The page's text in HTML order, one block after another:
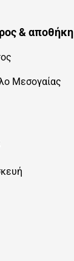
& αποθήκη
Μεσογαίας